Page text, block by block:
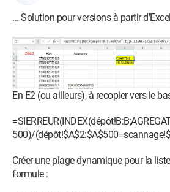
... Solution pour versions à partir
En E2 (ou ailleurs), à recopier vers le
500)/
Créer une plage dynamique pour la
formule :